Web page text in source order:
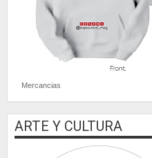
Mercancias
ARTE Y CULTURA